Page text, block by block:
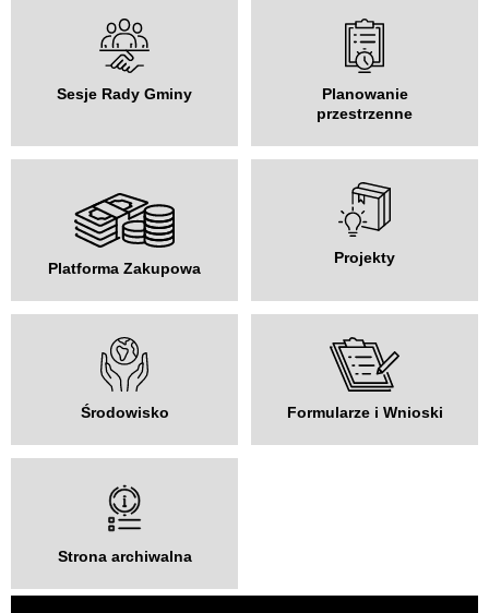
Sesje Rady Gminy
Planowanie
przestrzenne
Platforma Zakupowa
Projekty
Środowisko Formularze i Wnioski
Strona archiwalna